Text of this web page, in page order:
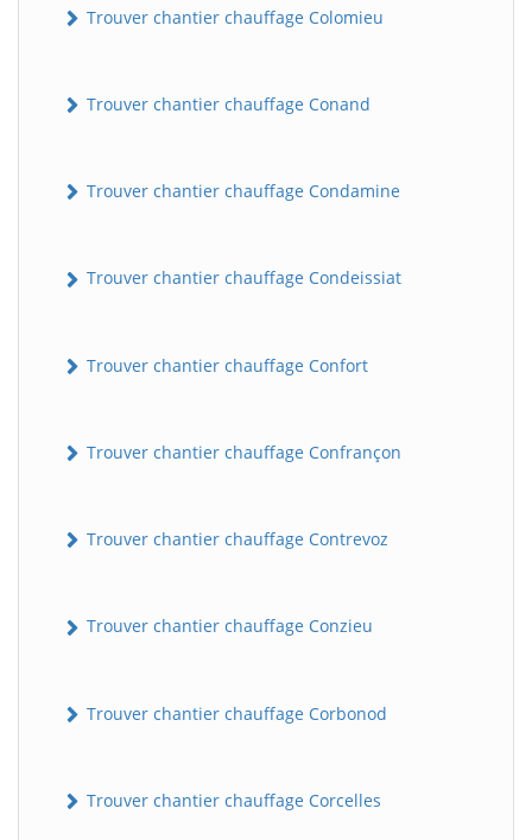
Trouver chantier chauffage Colomieu
Trouver chantier chauffage Conand
Trouver chantier chauffage Condamine
Trouver chantier chauffage Condeissiat
Trouver chantier chauffage Confort
Trouver chantier chauffage Confrançon
Trouver chantier chauffage Contrevoz
Trouver chantier chauffage Conzieu
Trouver chantier chauffage Corbonod
Trouver chantier chauffage Corcelles